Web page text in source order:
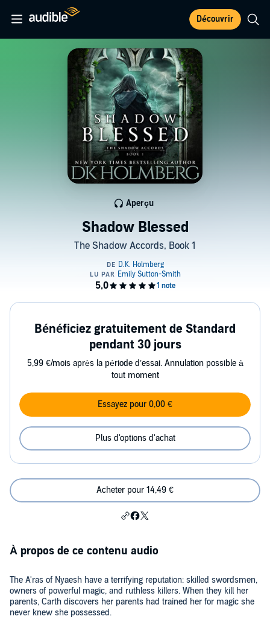
Découvrir
Shadow Blessed
The Shadow Accords, Book 1
Aperçu
Bénéficiez gratuitement de Standard
pendant 30 jours
5,99 €/mois après la période d’essai. Annulation possible à
tout moment
Essayez pour 0,00 €
Plus d'options d'achat
Acheter pour 14,49 €
À propos de ce contenu audio
The A'ras of Nyaesh have a terrifying reputation: skilled swordsmen,
owners of powerful magic, and ruthless killers. When they kill her
parents, Carth discovers her parents had trained her for magic she
never knew she possessed.